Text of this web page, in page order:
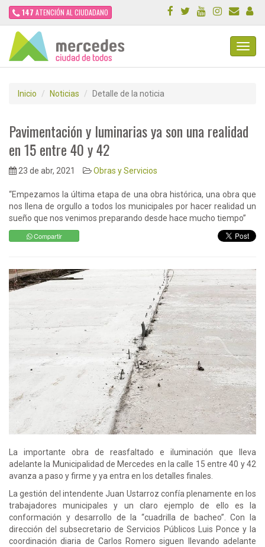
147 ATENCIÓN AL CIUDADANO
Inicio Noticias Detalle de la noticia
Pavimentación y luminarias ya son una realidad
en 15 entre 40 y 42
23 de abr, 2021 Obras y Servicios
“Empezamos la última etapa de una obra histórica, una obra que
nos llena de orgullo a todos los municipales por hacer realidad un
sueño que nos venimos preparando desde hace mucho tiempo”
Compartir
La importante obra de reasfaltado e iluminación que lleva
adelante la Municipalidad de Mercedes en la calle 15 entre 40 y 42
avanza a paso y firme y ya entra en los detalles finales.
La gestión del intendente Juan Ustarroz confía plenamente en los
trabajadores municipales y un claro ejemplo de ello es la
conformación y desarrollo de la “cuadrilla de bacheo”. Con la
dirección del subsecretario de Servicios Públicos Luis Ponce y la
coordinación diaria de Carlos Romero siguen llevando adelante